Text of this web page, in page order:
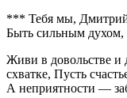
*** Тебя мы,
Быть сильным духом,
Живи в довольстве и
схватке, Пусть
А неприятности —